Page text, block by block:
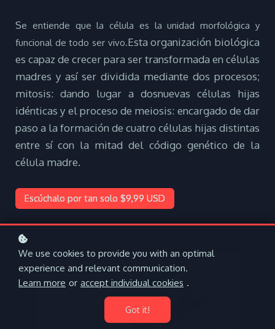
Se entiende que la célula es la unidad morfológica y
funcional de todo ser vivo.Esta organización biológica
es capaz de crecer para ser transformada en células
madres y así ser dividida mediante dos procesos;
mitosis: dando lugar a dosnuevas células hijas
idénticas y el proceso de meiosis: encargado de dar
paso a la formación de cuatro células hijas distintas
entre sí con la mitad del código genético de la
célula madre.
Escúchalo por tan solo $9,99 USD
We use cookies to provide you with an optimal
experience and relevant communication.
Learn more or accept individual cookies .
Got it!